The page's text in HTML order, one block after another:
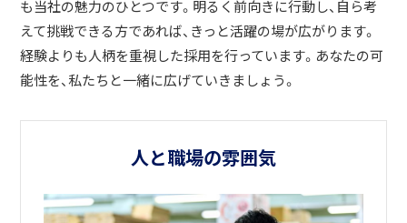
も当社の魅力のひとつです。明るく前向きに行動し、自ら考
えて挑戦できる方であれば、きっと活躍の場が広がります。
経験よりも人柄を重視した採用を行っています。あなたの可
能性を、私たちと一緒に広げていきましょう。
人と職場の雰囲気